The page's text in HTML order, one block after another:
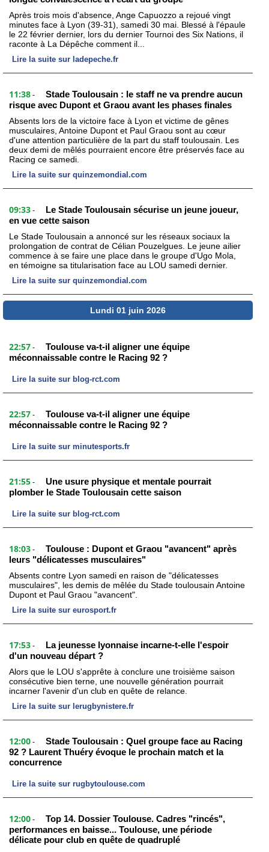
Après trois mois d'absence, Ange Capuozzo a rejoué vingt
minutes face à Lyon (39-31), samedi 30 mai. Blessé à l'épaule
le 22 février dernier, lors du dernier Tournoi des Six Nations, il
raconte à La Dépêche comment il...
Lire la suite sur ladepeche.fr
11:38 -
Stade Toulousain : le staff ne va prendre aucun
risque avec Dupont et Graou avant les phases finales
Absents lors de la victoire face à Lyon et victime de gênes
musculaires, Antoine Dupont et Paul Graou sont au cœur
d'une attention particulière de la part du staff toulousain. Les
deux demi de mêlés pourraient encore être préservés face au
Racing ce samedi.
Lire la suite sur quinzemondial.com
09:33 -
Le Stade Toulousain sécurise un jeune joueur,
en vue cette saison
Le Stade Toulousain a annoncé sur les réseaux sociaux la
prolongation de contrat de Célian Pouzelgues. Le jeune ailier
commence à se faire une place dans le groupe d'Ugo Mola,
en témoigne sa titularisation face au LOU samedi dernier.
Lire la suite sur quinzemondial.com
Lundi 01 juin 2026
22:57 -
Toulouse va-t-il aligner une équipe
méconnaissable contre le Racing 92 ?
Lire la suite sur blog-rct.com
22:57 -
Toulouse va-t-il aligner une équipe
méconnaissable contre le Racing 92 ?
Lire la suite sur minutesports.fr
21:55 -
Une usure physique et mentale pourrait
plomber le Stade Toulousain cette saison
Lire la suite sur blog-rct.com
18:03 -
Toulouse : Dupont et Graou "avancent" après
leurs "délicatesses musculaires"
Absents contre Lyon samedi en raison de "délicatesses
musculaires", les demis de mêlée du Stade toulousain Antoine
Dupont et Paul Graou "avancent".
Lire la suite sur eurosport.fr
17:53 -
La jeunesse lyonnaise incarne-t-elle l'espoir
d'un nouveau départ ?
Alors que le LOU s'apprête à conclure une troisième saison
consécutive bien terne, une nouvelle génération pourrait
incarner l'avenir d'un club en quête de relance.
Lire la suite sur lerugbynistere.fr
12:00 -
Stade Toulousain : Quel groupe face au Racing
92 ? Laurent Thuéry évoque le prochain match et la
concurrence
Lire la suite sur rugbytoulouse.com
12:00 -
Top 14. Dossier Toulouse. Cadres "rincés",
performances en baisse... Toulouse, une période
délicate pour club en quête de quadruplé